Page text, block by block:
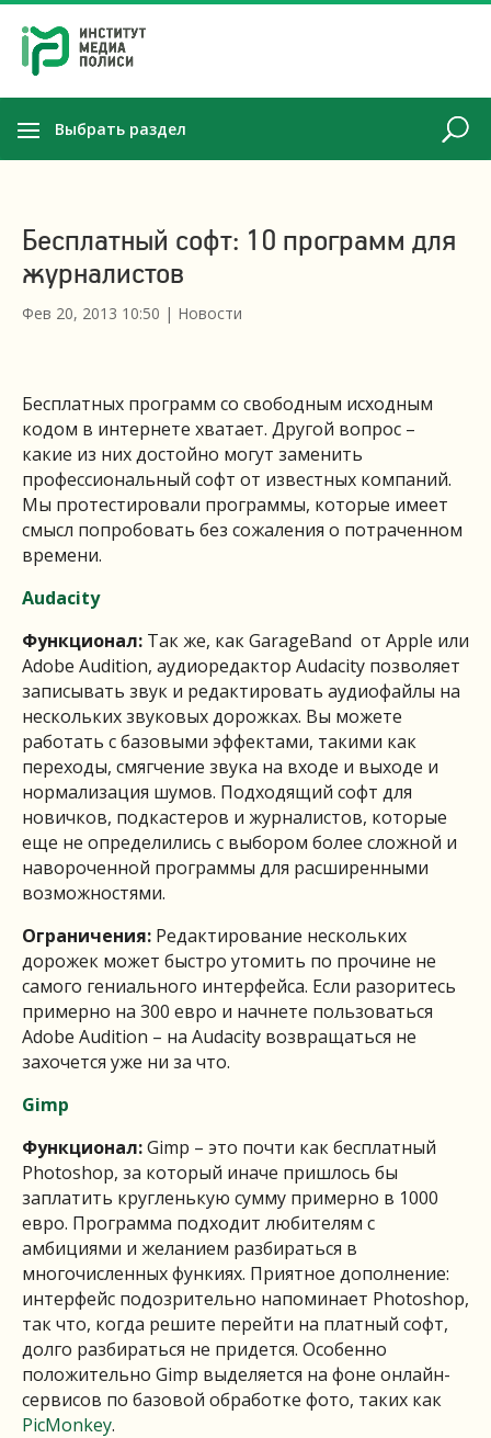
Выбрать раздел
Бесплатный софт: 10 программ для
журналистов
Фев 20, 2013 10:50 | Новости
Бесплатных программ со свободным исходным
кодом в интернете хватает. Другой вопрос –
какие из них достойно могут заменить
профессиональный софт от известных компаний.
Мы протестировали программы, которые имеет
смысл попробовать без сожаления о потраченном
времени.
Audacity
Функционал: Так же, как GarageBand от Apple или
Adobe Audition, аудиоредактор Audacity позволяет
записывать звук и редактировать аудиофайлы на
нескольких звуковых дорожках. Вы можете
работать с базовыми эффектами, такими как
переходы, смягчение звука на входе и выходе и
нормализация шумов. Подходящий софт для
новичков, подкастеров и журналистов, которые
еще не определились с выбором более сложной и
навороченной программы для расширенными
возможностями.
Ограничения: Редактирование нескольких
дорожек может быстро утомить по прочине не
самого гениального интерфейса. Если разоритесь
примерно на 300 евро и начнете пользоваться
Adobe Audition – на Audacity возвращаться не
захочется уже ни за что.
Gimp
Функционал:Gimp – это почти как бесплатный
Photoshop, за который иначе пришлось бы
заплатить кругленькую сумму примерно в 1000
евро. Программа подходит любителям с
амбициями и желанием разбираться в
многочисленных функиях. Приятное дополнение:
интерфейс подозрительно напоминает Photoshop,
так что, когда решите перейти на платный софт,
долго разбираться не придется. Особенно
положительно Gimp выделяется на фоне онлайн-
сервисов по базовой обработке фото, таких как
PicMonkey.